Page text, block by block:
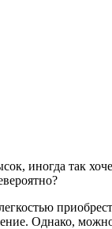
иногда так
Однако,